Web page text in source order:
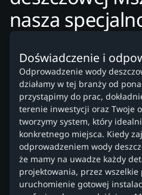
nasza
Doświadczenie i
Odprowadzenie wody
działamy w tej branży od
przystąpimy do prac,
terenie inwestycji oraz Twoje
tworzymy system, który
konkretnego miejsca. Kiedy
odprowadzeniem wody
że mamy na uwadze każdy
projektowania, przez wszelkie
uruchomienie gotowej